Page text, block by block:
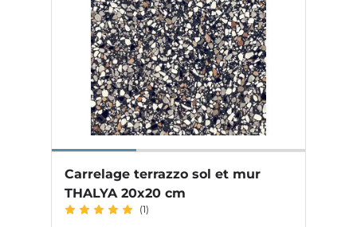
Carrelage terrazzo sol et mur
THALYA 20x20 cm
(1)